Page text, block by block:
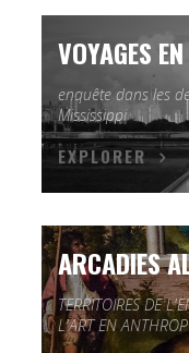
VOYAGES
enquête dans les
Mississippi
EXPLORER
ARCADIES
TERRITOIRES DE
L'ART EN